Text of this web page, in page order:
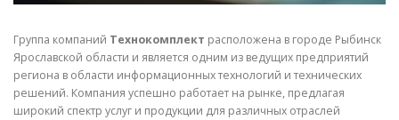
Группа компаний Технокомплект расположена в городе Рыбинск
Ярославской области и является одним из ведущих предприятий
региона в области информационных технологий и технических
решений. Компания успешно работает на рынке, предлагая
широкий спектр услуг и продукции для различных отраслей